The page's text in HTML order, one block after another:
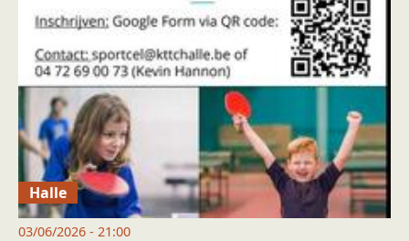
Halle
03/06/2026 - 21:00